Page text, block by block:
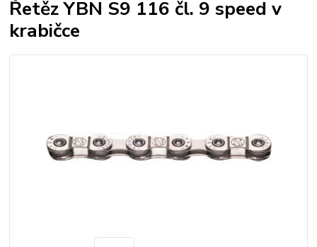
Řetěz YBN S9 116 čl. 9 speed v
krabičce